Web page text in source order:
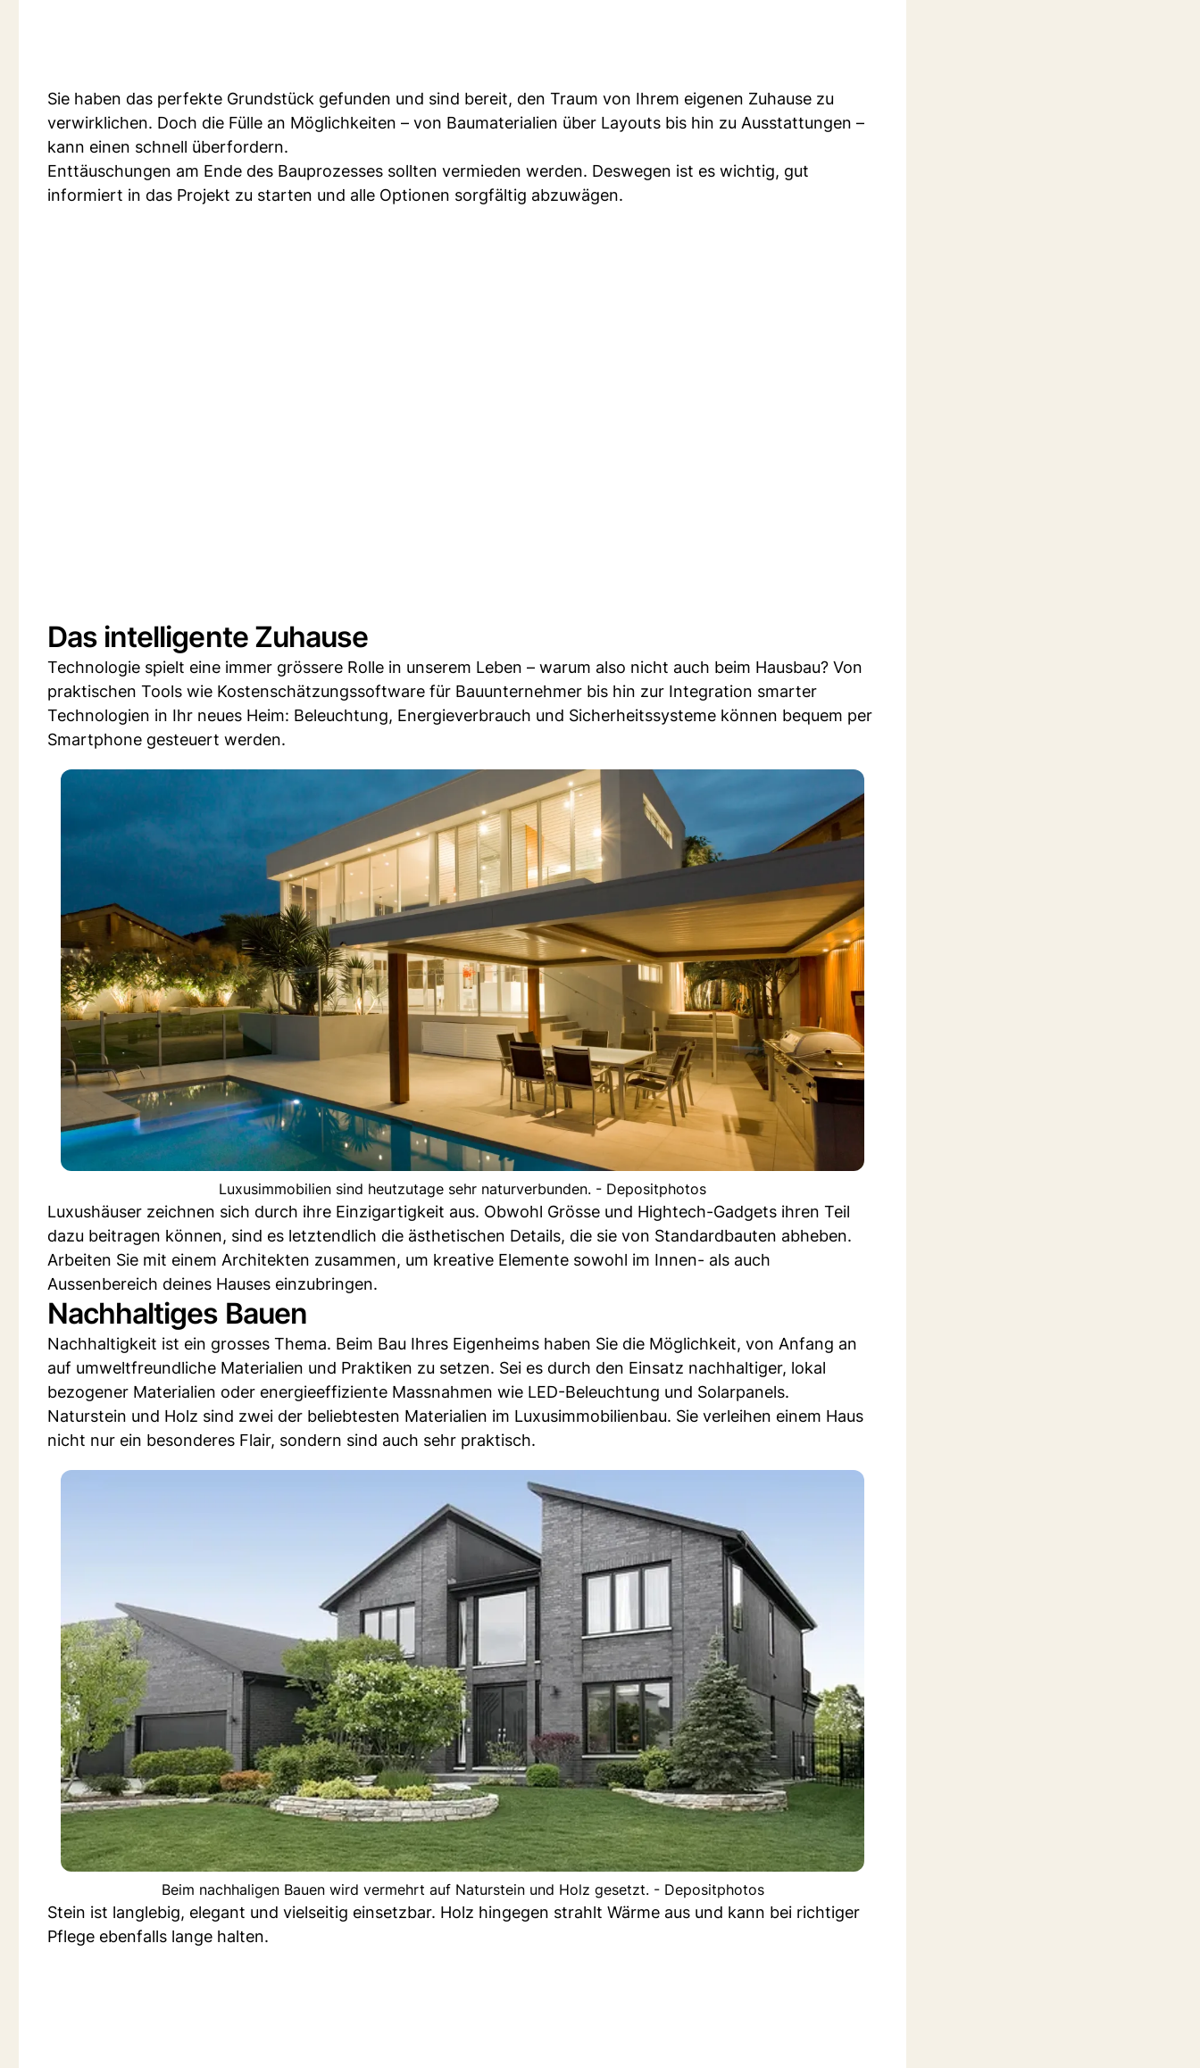
Sie haben das perfekte Grundstück gefunden und sind bereit, den Traum von Ihrem eigenen Zuhause zu
verwirklichen. Doch die Fülle an Möglichkeiten – von Baumaterialien über Layouts bis hin zu Ausstattungen –
kann einen schnell überfordern.
Enttäuschungen am Ende des Bauprozesses sollten vermieden werden. Deswegen ist es wichtig, gut
informiert in das Projekt zu starten und alle Optionen sorgfältig abzuwägen.
Das intelligente Zuhause
Technologie spielt eine immer grössere Rolle in unserem Leben – warum also nicht auch beim Hausbau? Von
praktischen Tools wie Kostenschätzungssoftware für Bauunternehmer bis hin zur Integration smarter
Technologien in Ihr neues Heim: Beleuchtung, Energieverbrauch und Sicherheitssysteme können bequem per
Smartphone gesteuert werden.
Luxusimmobilien sind heutzutage sehr naturverbunden. - Depositphotos
Luxushäuser zeichnen sich durch ihre Einzigartigkeit aus. Obwohl Grösse und Hightech-Gadgets ihren Teil
dazu beitragen können, sind es letztendlich die ästhetischen Details, die sie von Standardbauten abheben.
Arbeiten Sie mit einem Architekten zusammen, um kreative Elemente sowohl im Innen- als auch
Aussenbereich deines Hauses einzubringen.
Nachhaltiges Bauen
Nachhaltigkeit ist ein grosses Thema. Beim Bau Ihres Eigenheims haben Sie die Möglichkeit, von Anfang an
auf umweltfreundliche Materialien und Praktiken zu setzen. Sei es durch den Einsatz nachhaltiger, lokal
bezogener Materialien oder energieeffiziente Massnahmen wie LED-Beleuchtung und Solarpanels.
Naturstein und Holz sind zwei der beliebtesten Materialien im Luxusimmobilienbau. Sie verleihen einem Haus
nicht nur ein besonderes Flair, sondern sind auch sehr praktisch.
Beim nachhaligen Bauen wird vermehrt auf Naturstein und Holz gesetzt. - Depositphotos
Stein ist langlebig, elegant und vielseitig einsetzbar. Holz hingegen strahlt Wärme aus und kann bei richtiger
Pflege ebenfalls lange halten.